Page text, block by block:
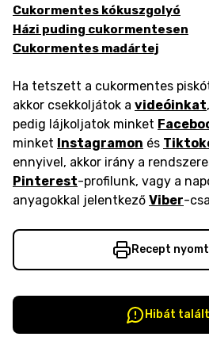
Cukormentes kókuszgolyó
Házi puding cukormentesen
Cukormentes madártej
Ha tetszett a cukormentes
akkor csekkoljátok a videóinkat
pedig lájkoljatok minket
minket Instagramon és
ennyivel, akkor irány a
Pinterest-profilunk, vagy a
anyagokkal jelentkező Viber-
Recept
Hibát